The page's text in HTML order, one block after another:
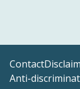
Contact
Anti-